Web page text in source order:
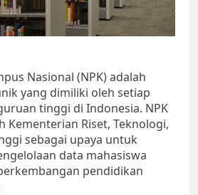
Nasional (NPK) adalah
yang dimiliki oleh setiap
tinggi di Indonesia. NPK
Kementerian Riset, Teknologi,
sebagai upaya untuk
data mahasiswa
pendidikan